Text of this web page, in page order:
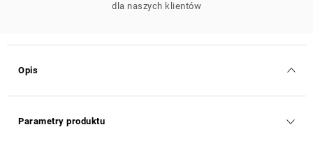
dla naszych klientów
Opis
Parametry produktu